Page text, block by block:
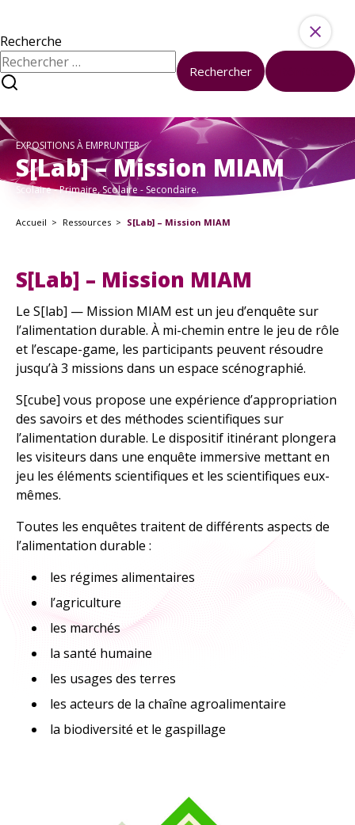
À propos
Sciences et société à l’université
Nous contacter
À votre disposition
Formations
Kits pédagogiques
Tous les événements
À explorer
TOUTES LES RESSOURCES
TOUTES LES ACTIVITÉS
Recherche
Rechercher :
Rechercher
EXPOSITIONS À EMPRUNTER
S[Lab] – Mission MIAM
Scolaire - Primaire, Scolaire - Secondaire.
Accueil Ressources S[Lab] – Mission MIAM
S[Lab] – Mission MIAM
Le S[lab] — Mission MIAM est un jeu d’enquête sur
l’alimentation durable. À mi-chemin entre le jeu de rôle
et l’escape-game, les participants peuvent résoudre
jusqu’à 3 missions dans un espace scénographié.
S[cube] vous propose une expérience d’appropriation
des savoirs et des méthodes scientifiques sur
l’alimentation durable. Le dispositif itinérant plongera
les visiteurs dans une enquête immersive mettant en
jeu les éléments scientifiques et les scientifiques eux-
mêmes.
Toutes les enquêtes traitent de différents aspects de
l’alimentation durable :
les régimes alimentaires
l’agriculture
les marchés
la santé humaine
les usages des terres
les acteurs de la chaîne agroalimentaire
la biodiversité et le gaspillage